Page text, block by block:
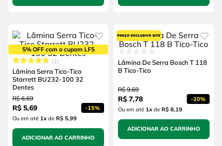
5% OFF com o cupom LF5
1
Lâmina Serra Tico-Tico
Starrett BU232-100 32
Dentes
R$ 6,69
R$ 5,69 -15%
Ou em até 1xde R$ 5,99
ADICIONAR AO CARRINHO
Lâmina De Serra Bosch T 118
B Tico-Tico
R$ 9,69
R$ 7,78 -20%
Ou em até 1xde R$ 8,19
ADICIONAR AO CARRINHO